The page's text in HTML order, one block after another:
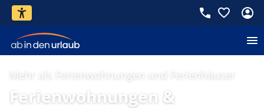
Mehr als Ferienwohnungen und Ferienhäuser
Ferienwohnungen &